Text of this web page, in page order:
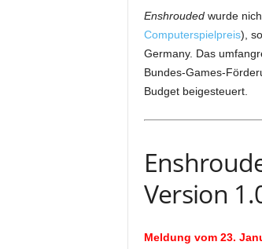
Enshroudedwurde
Computerspielpreis),
Germany. Das
Bundes-Games-
Budget beigesteuert.
Version
Meldung vom 23.